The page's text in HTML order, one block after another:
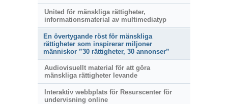
United för mänskliga rättigheter,
informationsmaterial av multimediatyp
En övertygande röst för mänskliga
rättigheter som inspirerar miljoner
människor ”30 rättigheter, 30 annonser”
Audiovisuellt material för att göra
mänskliga rättigheter levande
Interaktiv webbplats för Resurscenter för
undervisning online